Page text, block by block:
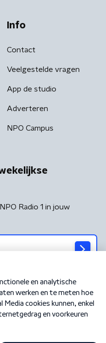
Info
Contact
Veelgestelde vragen
App de studio
Adverteren
NPO Campus
Radio 1 in jouw